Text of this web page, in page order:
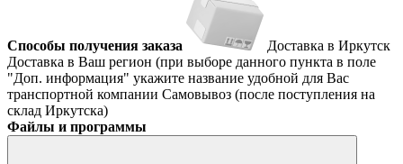
Способы получения заказа
Доставка в Иркутск
Доставка в Ваш регион (при выборе данного пункта в поле
"Доп. информация" укажите название удобной для Вас
транспортной компании Самовывоз (после поступления на
склад Иркутска)
Файлы и программы